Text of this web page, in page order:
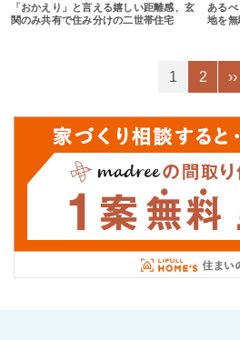
「おかえり」と言える嬉しい距離感、玄
関のみ共有で住み分けの二世帯住宅
ある
地を無
1 2 ››